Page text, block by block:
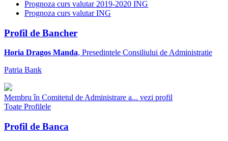
Prognoza curs valutar 2019-2020 ING
Prognoza curs valutar ING
Profil de Bancher
Horia Dragos Manda, Presedintele Consiliului de Administratie
Patria Bank
Membru în Comitetul de Administrare a... vezi profil
Toate Profilele
Profil de Banca